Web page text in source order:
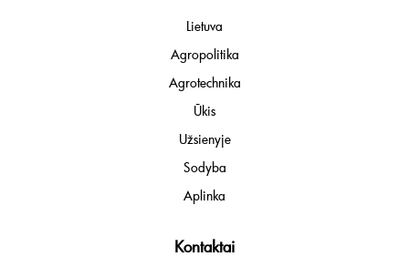
Lietuva
Agropolitika
Agrotechnika
Ūkis
Užsienyje
Sodyba
Aplinka
Kontaktai